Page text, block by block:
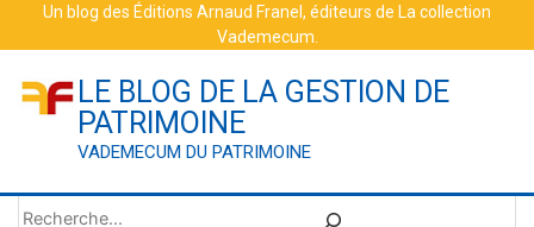
Un blog des Éditions Arnaud Franel , éditeurs de La collection
Vademecum
LE BLOG DE LA GESTION DE
PATRIMOINE
VADEMECUM DU PATRIMOINE
Rechercher